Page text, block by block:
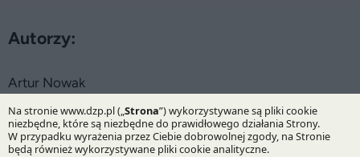
Autorzy:
Artur Nowak
Praktyki: